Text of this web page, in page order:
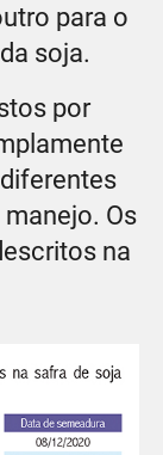
para o
soja.
por
Os
na